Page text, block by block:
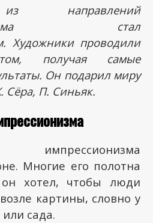
направлений
стал
Художники проводили
получая самые
Он подарил миру
Сёра, П. Синьяк.
импрессионизма
Многие его полотна
хотел, чтобы люди
картины, словно у
сада.